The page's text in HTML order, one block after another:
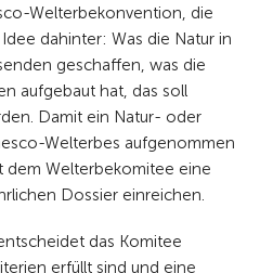
Welterbekonvention, die
dahinter: Was die Natur in
geschaffen, was die
aufgebaut hat, das soll
Damit ein Natur- oder
Welterbes aufgenommen
dem Welterbekomitee eine
Dossier einreichen.
das Komitee
erfüllt sind und eine